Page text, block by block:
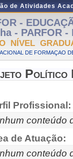
de Atividades
-
- PARFOR
NÍVEL
DE FORMAÇAO
Político
Profissional:
conteúdo
de Atuação:
conteúdo